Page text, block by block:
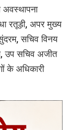
अवस्थापना
रतूड़ी, अपर मुख्य
सचिव विनय
उप सचिव अजीत
के अधिकारी